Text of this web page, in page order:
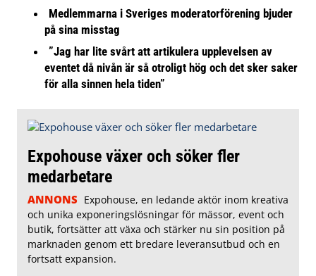
Medlemmarna i Sveriges moderatorförening bjuder
på sina misstag
”Jag har lite svårt att artikulera upplevelsen av
eventet då nivån är så otroligt hög och det sker saker
för alla sinnen hela tiden”
Expohouse växer och söker fler
medarbetare
ANNONS Expohouse, en ledande aktör inom kreativa
och unika exponeringslösningar för mässor, event och
butik, fortsätter att växa och stärker nu sin position på
marknaden genom ett bredare leveransutbud och en
fortsatt expansion.